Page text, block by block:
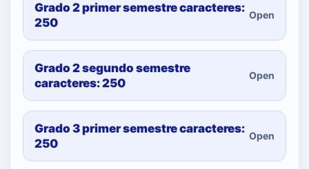
Grado 2 primer semestre caracteres:
250
Open
Grado 2 segundo semestre
caracteres: 250
Open
Grado 3 primer semestre caracteres:
250
Open